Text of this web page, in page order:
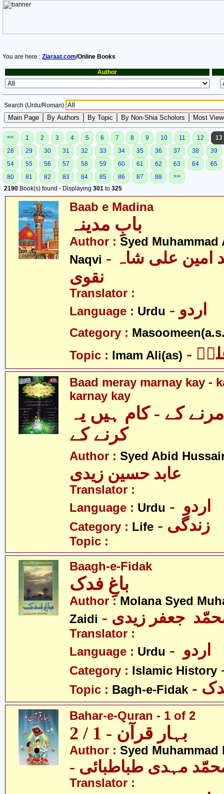
You are here : Ziaraat.com/Online Books
Author
Search (Urdu/Roman)
<< 1 2 3 4 5 6 7 8 9 10 11 12
13
28
29 30 31 32 33 34 35 36 37 38
39
54
55 56 57 58 59 60 61 62 63 64
65
80
81 82 83 84 85 86 87 88
>>
2190 Book(s) found - Displaying 301 to 325
Baab e Madina
بابِ مدینہ
Author : Syed Muhammad
Naqvi - سید محمد امین علی شاہ
نقوی
Translator :
Language : Urdu - اردو
Category :
Topic : Imam Ali(as)
Baad meray marnay kay -
karnay kay
کے - کام ہیں یہ
کرنے کے
Author : Syed Abid
عابد حسین زیدی
Translator :
Language : Urdu
Category : Life - زندگی
Topic :
Baagh-e-Fidak
Author :Molana Syed
Zaidi
محمّد جعفر زیدی
Translator :
Language : Urdu
Category : Islamic History
Topic : Bagh-e-Fidak
Bahar-e-Quran - 1 of 2
بہار قرآن - 1 / 2
Author : Syed Muhammad
مہدی طباطبائی
Translator :